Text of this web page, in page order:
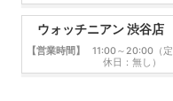
ウォッチニアン 渋谷店
【営業時間】
11:00～20:00（定
休日：無し）